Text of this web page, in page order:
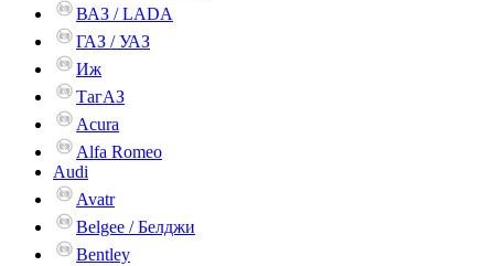
ВАЗ / LADA
ГАЗ / УАЗ
Иж
ТагАЗ
Acura
Alfa Romeo
Audi
Avatr
Belgee / Белджи
Bentley